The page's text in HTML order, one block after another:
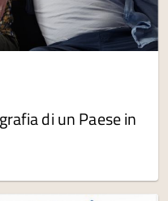
di un Paese in